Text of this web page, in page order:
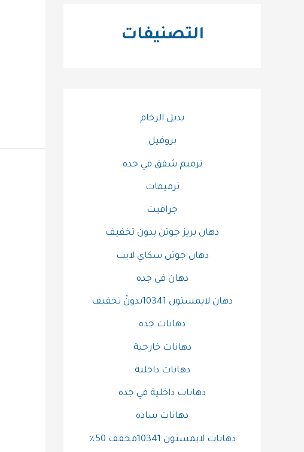
التصنيفات
بديل الرخام
بروفيل
ترميم شقق في جده
ترميمات
جرافيت
دهان بريز جوتن بدون تخفيف
دهان جوتن سكاي لايت
دهان في جده
دهان لايمستون 10341بدونً تخفيف
دهانات جده
دهانات خارجية
دهانات داخلية
دهانات داخلية في جده
دهانات ساده
دهانات لايمستون 10341مخفف 50٪